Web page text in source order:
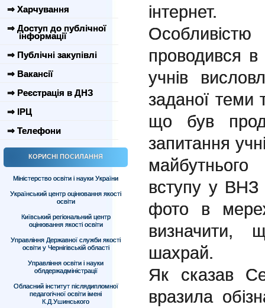
⇒ Харчування
⇒ Доступ до публічної
інформації
⇒ Публічні закупівлі
⇒ Вакансії
⇒ Реєстрація в ДНЗ
⇒ ІРЦ
⇒ Телефони
КОРИСНІ ПОСИЛАННЯ
Міністерство освіти і науки України
Український центр оцінювання якості
освіти
Київський регіональний центр
оцінювання якості освіти
Управління Державної служби якості
освіти у Чернігівській області
Управління освіти і науки
облдержадміністрації
Обласний інститут післядипломної
педагогічної освіти імені
К.Д.Ушинського
інтернет.
проводився в
учнів
заданої теми
що був
запитання
вступу у ВНЗ
фото в
визначити,
шахрай.
Як сказав
вразила